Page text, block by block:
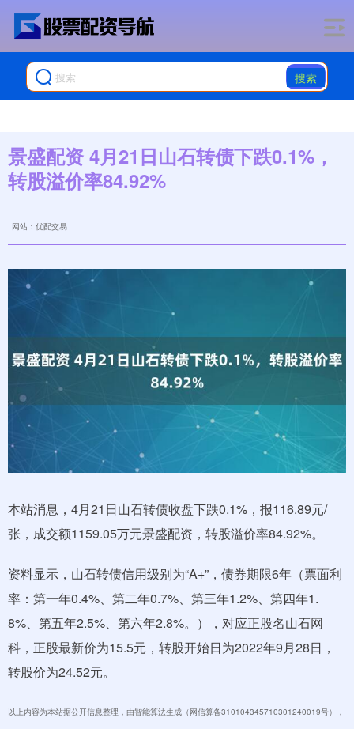
搜索
景盛配资 4月21日山石转债下跌0.1%，
转股溢价率84.92%
网站：优配交易
本站消息，4月21日山石转债收盘下跌0.1%，报116.89元/
张，成交额1159.05万元景盛配资，转股溢价率84.92%。
资料显示，山石转债信用级别为“A+”，债券期限6年（票面利
率：第一年0.4%、第二年0.7%、第三年1.2%、第四年1.
8%、第五年2.5%、第六年2.8%。），对应正股名山石网
科，正股最新价为15.5元，转股开始日为2022年9月28日，
转股价为24.52元。
以上内容为本站据公开信息整理，由智能算法生成（网信算备310104345710301240019号），